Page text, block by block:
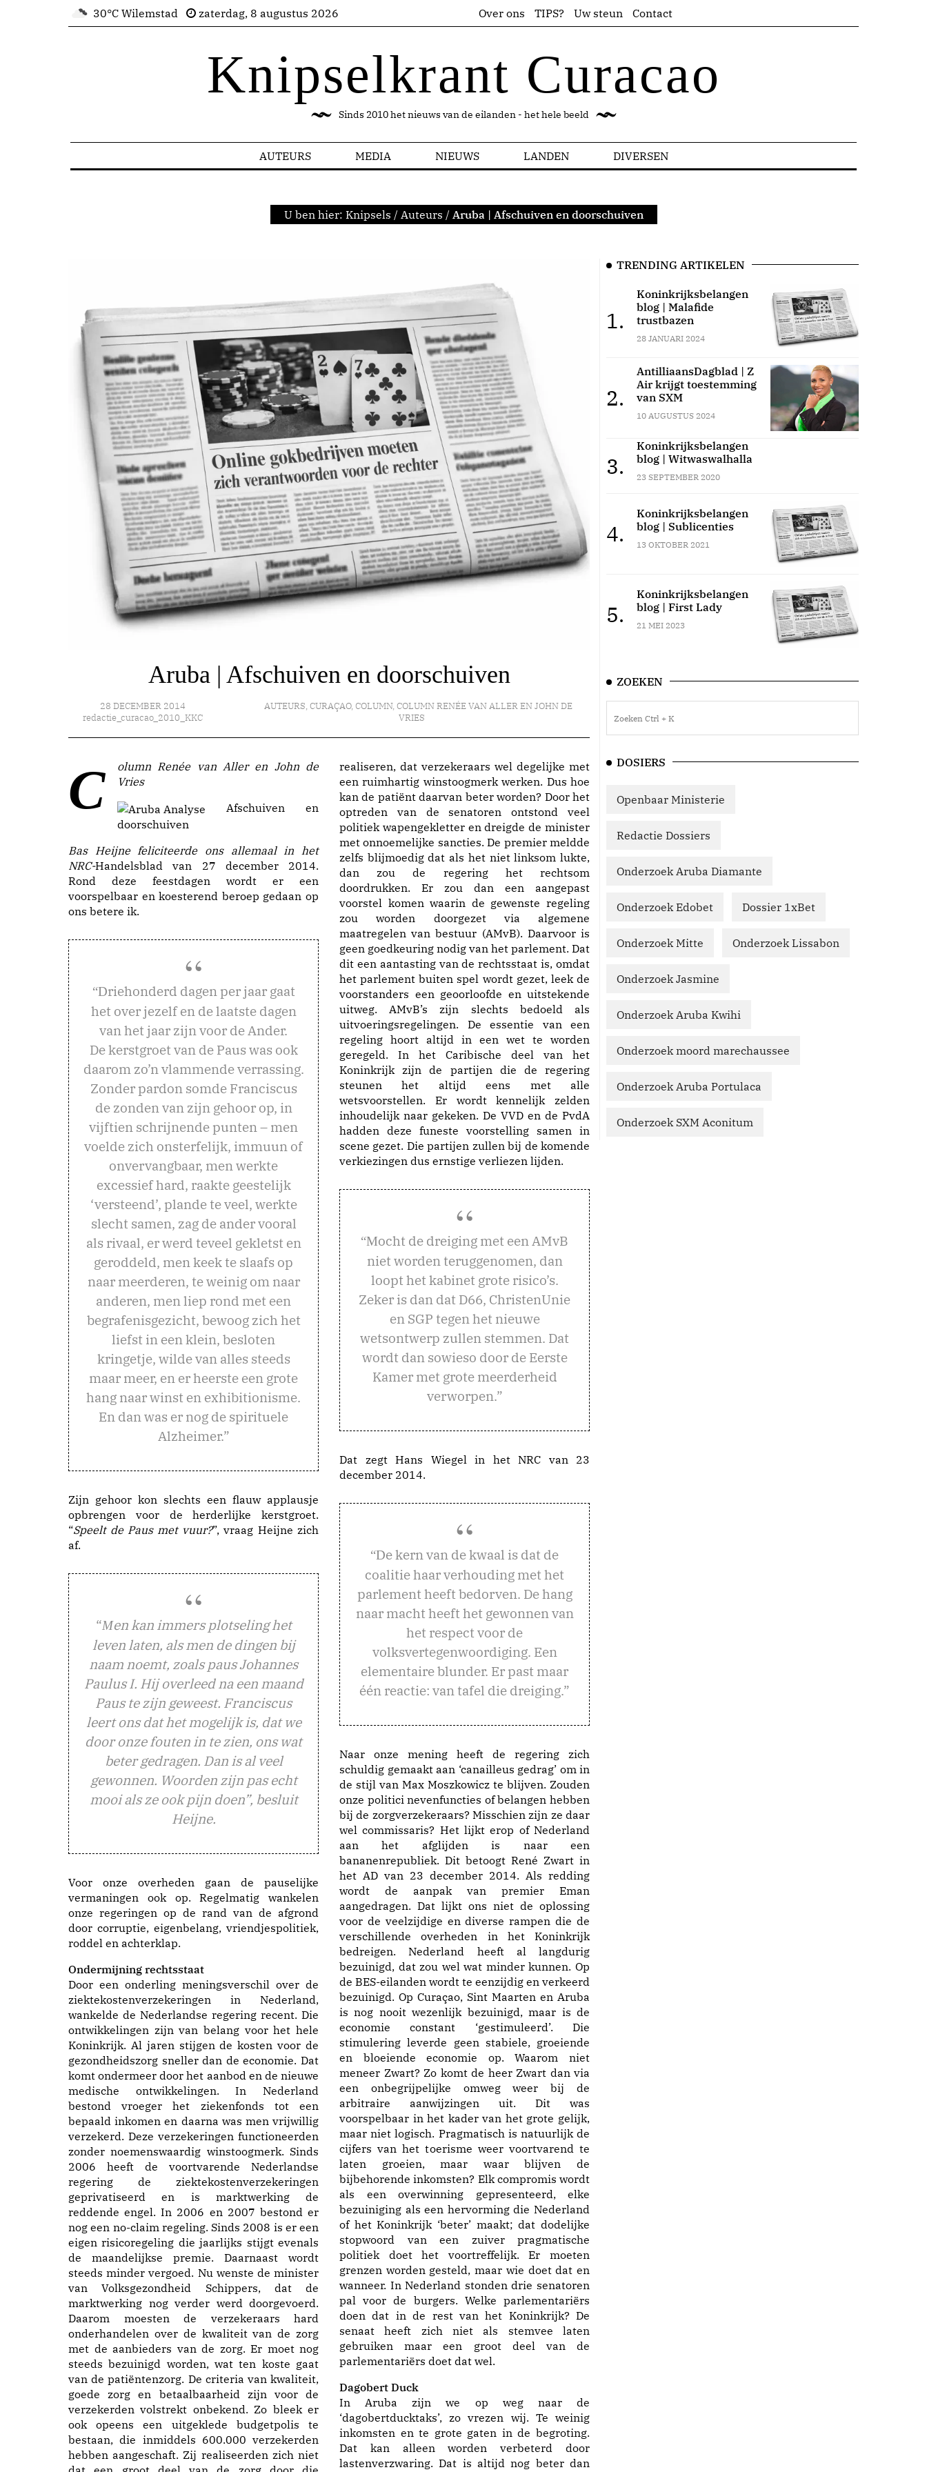
30°C Wilemstad zaterdag, 8 augustus 2026 Over ons TIPS? Uw steun Contact
Knipselkrant Curacao
Sinds 2010 het nieuws van de eilanden - het hele beeld
AUTEURS MEDIA NIEUWS LANDEN DIVERSEN
U ben hier: Knipsels / Auteurs / Aruba | Afschuiven en doorschuiven
Aruba | Afschuiven en doorschuiven
28 DECEMBER 2014
redactie_curacao_2010_KKC
AUTEURS,CURAÇAO,COLUMN,COLUMN RENÉE VAN ALLER EN JOHN DE
VRIES
Column Renée van Aller en John de
Vries
Afschuiven en
doorschuiven
Bas Heijne feliciteerde ons allemaal in het
NRC-Handelsblad van 27 december 2014.
Rond deze feestdagen wordt er een
voorspelbaar en koesterend beroep gedaan op
ons betere ik.
“Driehonderd dagen per jaar gaat
het over jezelf en de laatste dagen
van het jaar zijn voor de Ander.
De kerstgroet van de Paus was ook
daarom zo’n vlammende verrassing.
Zonder pardon somde Franciscus
de zonden van zijn gehoor op, in
vijftien schrijnende punten – men
voelde zich onsterfelijk, immuun of
onvervangbaar, men werkte
excessief hard, raakte geestelijk
‘versteend’, plande te veel, werkte
slecht samen, zag de ander vooral
als rivaal, er werd teveel gekletst en
geroddeld, men keek te slaafs op
naar meerderen, te weinig om naar
anderen, men liep rond met een
begrafenisgezicht, bewoog zich het
liefst in een klein, besloten
kringetje, wilde van alles steeds
maar meer, en er heerste een grote
hang naar winst en exhibitionisme.
En dan was er nog de spirituele
Alzheimer.”
Zijn gehoor kon slechts een flauw applausje
opbrengen voor de herderlijke kerstgroet.
“Speelt de Paus met vuur?”, vraag Heijne zich
af.
“Men kan immers plotseling het
leven laten, als men de dingen bij
naam noemt, zoals paus Johannes
Paulus I. Hij overleed na een maand
Paus te zijn geweest. Franciscus
leert ons dat het mogelijk is, dat we
door onze fouten in te zien, ons wat
beter gedragen. Dan is al veel
gewonnen. Woorden zijn pas echt
mooi als ze ook pijn doen”, besluit
Heijne.
Voor onze overheden gaan de pauselijke
vermaningen ook op. Regelmatig wankelen
onze regeringen op de rand van de afgrond
door corruptie, eigenbelang, vriendjespolitiek,
roddel en achterklap.
Ondermijning rechtsstaat
Door een onderling meningsverschil over de
ziektekostenverzekeringen in Nederland,
wankelde de Nederlandse regering recent. Die
ontwikkelingen zijn van belang voor het hele
Koninkrijk. Al jaren stijgen de kosten voor de
gezondheidszorg sneller dan de economie. Dat
komt ondermeer door het aanbod en de nieuwe
medische ontwikkelingen. In Nederland
bestond vroeger het ziekenfonds tot een
bepaald inkomen en daarna was men vrijwillig
verzekerd. Deze verzekeringen functioneerden
zonder noemenswaardig winstoogmerk. Sinds
2006 heeft de voortvarende Nederlandse
regering de ziektekostenverzekeringen
geprivatiseerd en is marktwerking de
reddende engel. In 2006 en 2007 bestond er
nog een no-claim regeling. Sinds 2008 is er een
eigen risicoregeling die jaarlijks stijgt evenals
de maandelijkse premie. Daarnaast wordt
steeds minder vergoed. Nu wenste de minister
van Volksgezondheid Schippers, dat de
marktwerking nog verder werd doorgevoerd.
Daarom moesten de verzekeraars hard
onderhandelen over de kwaliteit van de zorg
met de aanbieders van de zorg. Er moet nog
steeds bezuinigd worden, wat ten koste gaat
van de patiëntenzorg. De criteria van kwaliteit,
goede zorg en betaalbaarheid zijn voor de
verzekerden volstrekt onbekend. Zo bleek er
ook opeens een uitgeklede budgetpolis te
bestaan, die inmiddels 600.000 verzekerden
hebben aangeschaft. Zij realiseerden zich niet
realiseren, dat verzekeraars wel degelijke met
een ruimhartig winstoogmerk werken. Dus hoe
kan de patiënt daarvan beter worden? Door het
optreden van de senatoren ontstond veel
politiek wapengekletter en dreigde de minister
met onnoemelijke sancties. De premier meldde
zelfs blijmoedig dat als het niet linksom lukte,
dan zou de regering het rechtsom
doordrukken. Er zou dan een aangepast
voorstel komen waarin de gewenste regeling
zou worden doorgezet via algemene
maatregelen van bestuur (AMvB). Daarvoor is
geen goedkeuring nodig van het parlement. Dat
dit een aantasting van de rechtsstaat is, omdat
het parlement buiten spel wordt gezet, leek de
voorstanders een geoorloofde en uitstekende
uitweg. AMvB’s zijn slechts bedoeld als
uitvoeringsregelingen. De essentie van een
regeling hoort altijd in een wet te worden
geregeld. In het Caribische deel van het
Koninkrijk zijn de partijen die de regering
steunen het altijd eens met alle
wetsvoorstellen. Er wordt kennelijk zelden
inhoudelijk naar gekeken. De VVD en de PvdA
hadden deze funeste voorstelling samen in
scene gezet. Die partijen zullen bij de komende
verkiezingen dus ernstige verliezen lijden.
“Mocht de dreiging met een AMvB
niet worden teruggenomen, dan
loopt het kabinet grote risico’s.
Zeker is dan dat D66, ChristenUnie
en SGP tegen het nieuwe
wetsontwerp zullen stemmen. Dat
wordt dan sowieso door de Eerste
Kamer met grote meerderheid
verworpen.”
Dat zegt Hans Wiegel in het NRC van 23
december 2014.
“De kern van de kwaal is dat de
coalitie haar verhouding met het
parlement heeft bedorven. De hang
naar macht heeft het gewonnen van
het respect voor de
volksvertegenwoordiging. Een
elementaire blunder. Er past maar
één reactie: van tafel die dreiging.”
Naar onze mening heeft de regering zich
schuldig gemaakt aan ‘canailleus gedrag’ om in
de stijl van Max Moszkowicz te blijven. Zouden
onze politici nevenfuncties of belangen hebben
bij de zorgverzekeraars? Misschien zijn ze daar
wel commissaris? Het lijkt erop of Nederland
aan het afglijden is naar een
bananenrepubliek. Dit betoogt René Zwart in
het AD van 23 december 2014. Als redding
wordt de aanpak van premier Eman
aangedragen. Dat lijkt ons niet de oplossing
voor de veelzijdige en diverse rampen die de
verschillende overheden in het Koninkrijk
bedreigen. Nederland heeft al langdurig
bezuinigd, dat zou wel wat minder kunnen. Op
de BES-eilanden wordt te eenzijdig en verkeerd
bezuinigd. Op Curaçao, Sint Maarten en Aruba
is nog nooit wezenlijk bezuinigd, maar is de
economie constant ‘gestimuleerd’. Die
stimulering leverde geen stabiele, groeiende
en bloeiende economie op. Waarom niet
meneer Zwart? Zo komt de heer Zwart dan via
een onbegrijpelijke omweg weer bij de
arbitraire aanwijzingen uit. Dit was
voorspelbaar in het kader van het grote gelijk,
maar niet logisch. Pragmatisch is natuurlijk de
cijfers van het toerisme weer voortvarend te
laten groeien, maar waar blijven de
bijbehorende inkomsten? Elk compromis wordt
als een overwinning gepresenteerd, elke
bezuiniging als een hervorming die Nederland
of het Koninkrijk ‘beter’ maakt; dat dodelijke
stopwoord van een zuiver pragmatische
politiek doet het voortreffelijk. Er moeten
grenzen worden gesteld, maar wie doet dat en
wanneer. In Nederland stonden drie senatoren
pal voor de burgers. Welke parlementariërs
doen dat in de rest van het Koninkrijk? De
senaat heeft zich niet als stemvee laten
gebruiken maar een groot deel van de
parlementariërs doet dat wel.
Dagobert Duck
In Aruba zijn we op weg naar de
‘dagobertducktaks’, zo vrezen wij. Te weinig
inkomsten en te grote gaten in de begroting.
Dat kan alleen worden verbeterd door
lastenverzwaring. Dat is altijd nog beter dan
TRENDING ARTIKELEN
1.
Koninkrijksbelangen
blog | Malafide
trustbazen
28 JANUARI 2024
2.
AntilliaansDagblad | Z
Air krijgt toestemming
van SXM
10 AUGUSTUS 2024
3.
Koninkrijksbelangen
blog | Witwaswalhalla
23 SEPTEMBER 2020
4.
Koninkrijksbelangen
blog | Sublicenties
13 OKTOBER 2021
5.
Koninkrijksbelangen
blog | First Lady
21 MEI 2023
ZOEKEN
DOSIERS
Openbaar Ministerie
Redactie Dossiers
Onderzoek Aruba Diamante
Onderzoek Edobet Dossier 1xBet
Onderzoek Mitte Onderzoek Lissabon
Onderzoek Jasmine
Onderzoek Aruba Kwihi
Onderzoek moord marechaussee
Onderzoek Aruba Portulaca
Onderzoek SXM Aconitum